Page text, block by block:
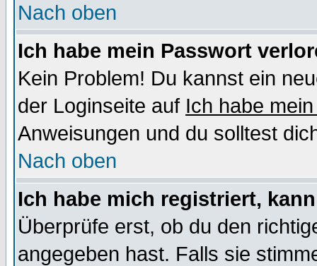
Nach oben
Ich habe mein Passwort
Kein Problem! Du kannst ein
der Loginseite auf Ich habe
Anweisungen und du solltest
Nach oben
Ich habe mich registriert,
Überprüfe erst, ob du den
angegeben hast. Falls sie